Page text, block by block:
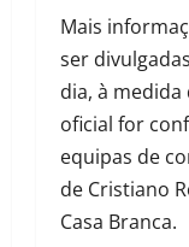
Mais
ser
dia, à medida
oficial for
equipas de
de Cristiano
Casa Branca.